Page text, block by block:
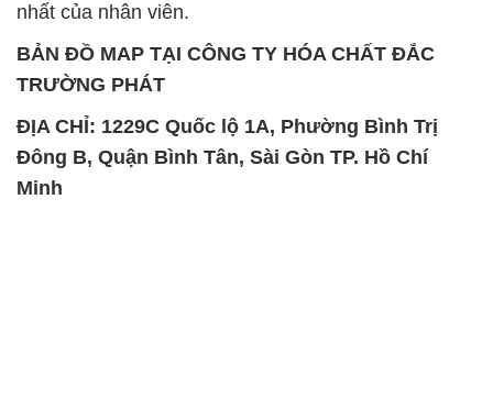
nhất của nhân viên.
BẢN ĐỒ MAP TẠI CÔNG TY HÓA CHẤT ĐẮC
TRƯỜNG PHÁT
ĐỊA CHỈ: 1229C Quốc lộ 1A, Phường Bình Trị
Đông B, Quận Bình Tân, Sài Gòn TP. Hồ Chí
Minh